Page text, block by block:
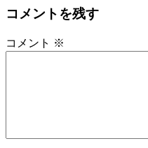
コメントを残す
コメント ※